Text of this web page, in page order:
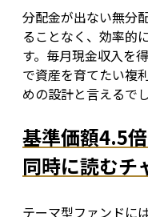
分配金が出ない無分
ることなく、効率的
す。毎月現金収入を
で資産を育てたい複
めの設計と言えるでし
基準価額4.5
同時に読むチ
テーマ型ファンドに